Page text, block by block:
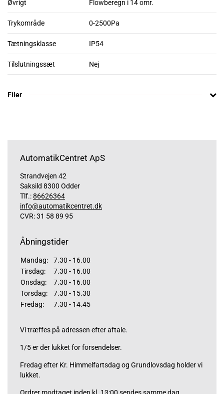
Øvrigt Flowberegn i 14 omr.
Trykområde 0-2500Pa
Tætningsklasse IP54
Tilslutningssæt Nej
Filer
AutomatikCentret ApS
Strandvejen 42
Saksild 8300 Odder
Tlf.:86626364
info@automatikcentret.dk
CVR: 31 58 89 95
Åbningstider
Mandag:
7.30 - 16.00
Tirsdag:
7.30 - 16.00
Onsdag:
7.30 - 16.00
Torsdag:
7.30 - 15.30
Fredag:
7.30 - 14.45
Vi træffes på adressen efter aftale.
1/5 er der lukket for forsendelser.
Fredag efter Kr. Himmelfartsdag og Grundlovsdag holder vi
lukket.